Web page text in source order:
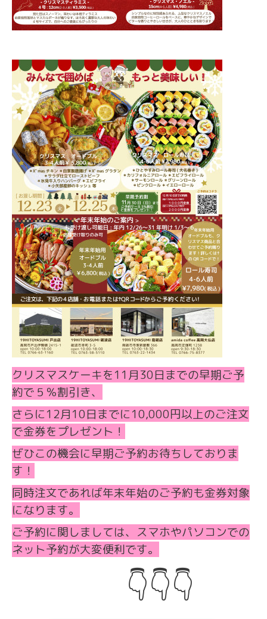
クリスマスケーキを11月30日までの早期ご予
約で５％割引き、
さらに12月10日までに10,000円以上のご注文
で金券をプレゼント！
ぜひこの機会に早期ご予約お待ちしておりま
す！
同時注文であれば年末年始のご予約も金券対象
になります。
ご予約に関しましては、スマホやパソコンでの
ネット予約が大変便利です。
👇👇👇